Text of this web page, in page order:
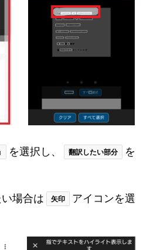
を選択し、 翻訳したい部分
を
場合は 矢印
アイコンを選